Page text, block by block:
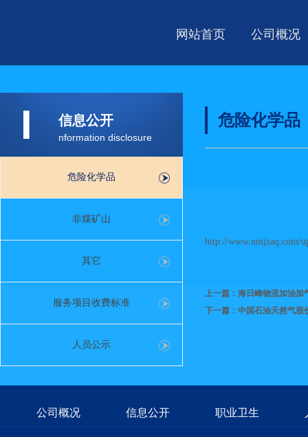
网站首页 公司概况
I 信息公开
nformation disclosure
危险化学品
非煤矿山
其它
服务项目收费标准
人员公示
危险化学品
http://www.nmjzaq.com/
上一篇：海日峰物流加油加
下一篇：中国石油天然气股
公司概况 信息公开 职业卫生